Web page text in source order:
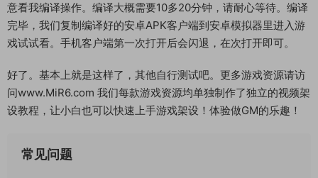
意看我编译操作。编译大概需要10多20分钟，请耐心等待。编译
完毕，我们复制编译好的安卓APK客户端到安卓模拟器里进入游
戏试试看。手机客户端第一次打开后会闪退，在次打开即可。
好了。基本上就是这样了，其他自行测试吧。更多游戏资源请访
问www.MiR6.com 我们每款游戏资源均单独制作了独立的视频架
设教程，让小白也可以快速上手游戏架设！体验做GM的乐趣！
常见问题